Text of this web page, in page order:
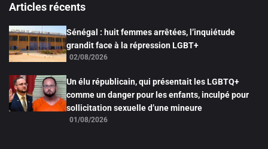
Articles récents
Sénégal : huit femmes arrêtées, l’inquiétude
grandit face à la répression LGBT+
02/08/2026
Un élu républicain, qui présentait les LGBTQ+
comme un danger pour les enfants, inculpé pour
sollicitation sexuelle d’une mineure
01/08/2026